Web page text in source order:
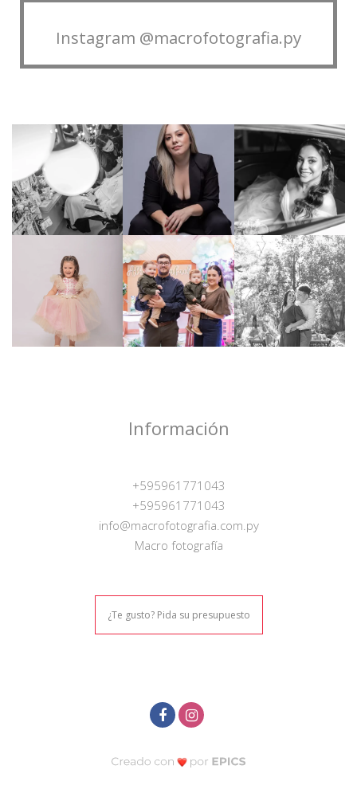
Instagram @macrofotografia.py
Información
+595961771043
+595961771043
info@macrofotografia.com.py
Macro fotografía
¿Te gusto? Pida su presupuesto